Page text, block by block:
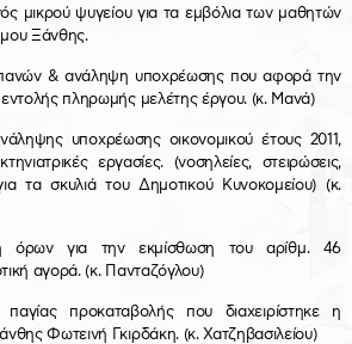
μικρού ψυγείου για τα εμβόλια των μαθητών
Ξάνθης.
& ανάληψη υποχρέωσης που αφορά την
πληρωμής μελέτης έργου. (κ. Μανά)
υποχρέωσης οικονομικού έτους 2011,
εργασίες. (νοσηλείες, στειρώσεις,
τα σκυλιά του Δημοτικού Κυνοκομείου) (κ.
όρων για την εκμίσθωση του αρίθμ. 46
αγορά. (κ. Πανταζόγλου)
προκαταβολής που διαχειρίστηκε η
Φωτεινή Γκιρδάκη. (κ. Χατζηβασιλείου)